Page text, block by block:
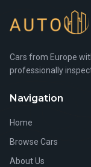
Cars from Europe
professionally
Navigation
Home
Browse Cars
About Us